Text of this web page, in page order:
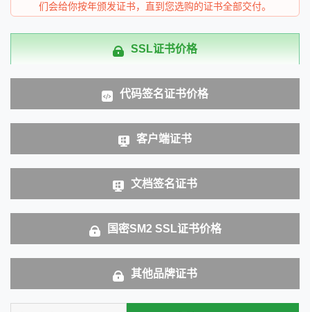
们会给你按年颁发证书，直到您选购的证书全部交付。
SSL证书价格
代码签名证书价格
客户端证书
文档签名证书
国密SM2 SSL证书价格
其他品牌证书